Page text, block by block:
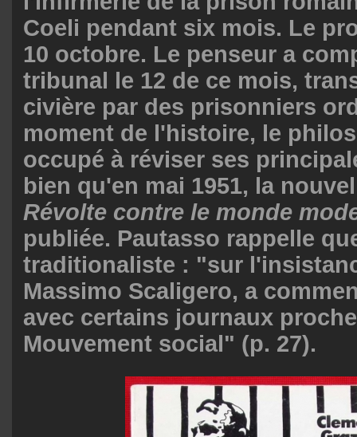
Coeli pendant six mois. Le
10 octobre. Le penseur a
tribunal le 12 de ce mois,
civière par des prisonniers
moment de l'histoire, le
occupé à réviser ses
bien qu'en mai 1951, la
Révolte contre le monde
publiée. Pautasso rappelle
traditionaliste : "sur
Massimo Scaligero, a
avec certains journaux
Mouvement social" (p. 27).